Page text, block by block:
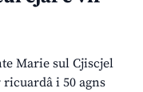
Marie sul Cjiscjel
i 50 agns